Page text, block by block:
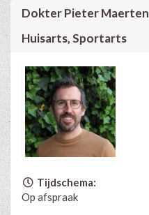
Dokter Pieter Maerten
Huisarts, Sportarts
Tijdschema:
Op afspraak